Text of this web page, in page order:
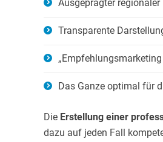
Ausgeprägter regionaler
Transparente
Das Ganze optimal für
Die Erstellung einer
dazu auf jeden Fall